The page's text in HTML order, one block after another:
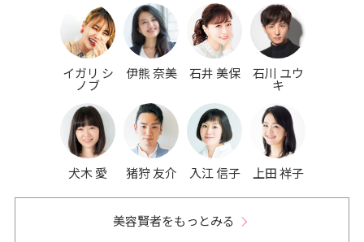
イガリ シ
ノブ
伊熊 奈美 石井 美保 石川 ユウ
キ
犬木 愛 猪狩 友介 入江 信子 上田 祥子
美容賢者をもっとみる